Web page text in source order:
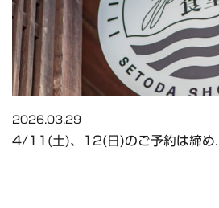
2026.03.29
4/11(土)、12(日)のご予約は締め...